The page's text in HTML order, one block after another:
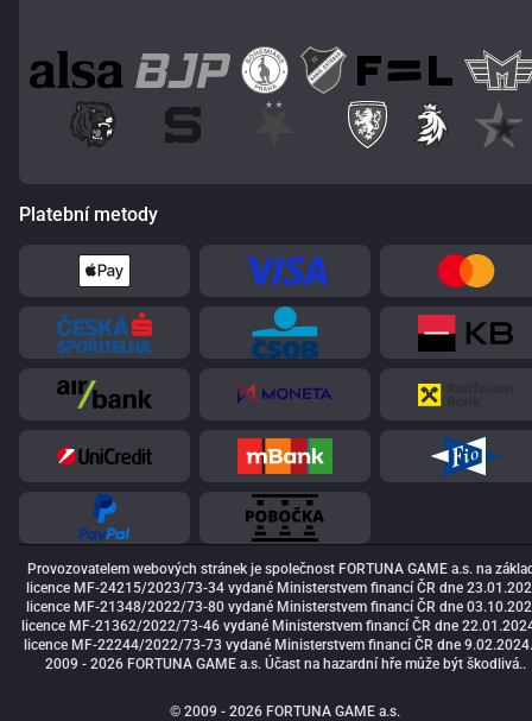
Platební metody
Provozovatelem webových stránek je společnost FORTUNA GAME a.s. na
licence MF-24215/2023/73-34 vydané Ministerstvem financí ČR dne
licence MF-21348/2022/73-80 vydané Ministerstvem financí ČR dne
licence MF-21362/2022/73-46 vydané Ministerstvem financí ČR dne
licence MF-22244/2022/73-73 vydané Ministerstvem financí ČR dne
2009 - 2026 FORTUNA GAME a.s. Účast na hazardní hře může být škodlivá..
© 2009 - 2026 FORTUNA GAME a.s.